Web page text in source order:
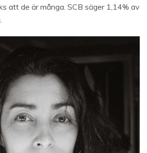
att de är många. SCB säger 1,14% av